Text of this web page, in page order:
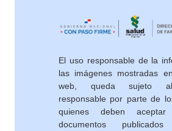
El uso responsable de la
las imágenes mostradas
web, queda sujeto
responsable por parte de
quienes deben
documentos